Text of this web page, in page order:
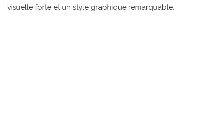
visuelle forte et un style graphique remarquable.